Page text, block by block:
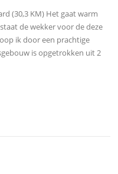
(30,3 KM) Het gaat warm
de wekker voor de deze
ik door een prachtige
is opgetrokken uit 2